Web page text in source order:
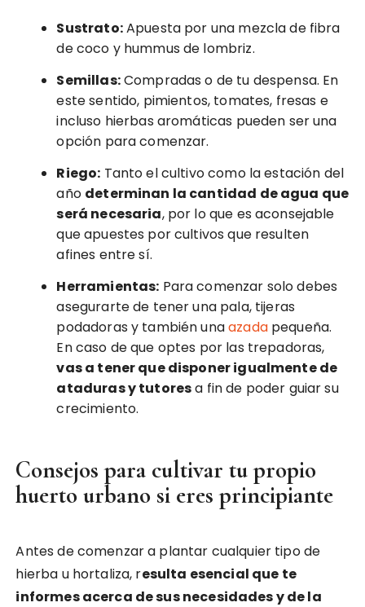
Sustrato:Apuesta por una mezcla de fibra
de coco y hummus de lombriz.
Semillas:Compradas o de tu despensa. En
este sentido, pimientos, tomates, fresas e
incluso hierbas aromáticas pueden ser una
opción para comenzar.
Riego: Tanto el cultivo como la estación del
año determinan la cantidad de agua que
será necesaria, por lo que es aconsejable
que apuestes por cultivos que resulten
afines entre sí.
Herramientas: Para comenzar solo debes
asegurarte de tener una pala, tijeras
podadoras y también unaazadapequeña.
En caso de que optes por las trepadoras,
vas a tener que disponer igualmente de
ataduras y tutoresa fin de poder guiar su
crecimiento.
Consejos para cultivar tu propio
huerto urbano si eres principiante
Antes de comenzar a plantar cualquier tipo de
hierba u hortaliza, resulta esencial que te
informes acerca de sus necesidades y de la